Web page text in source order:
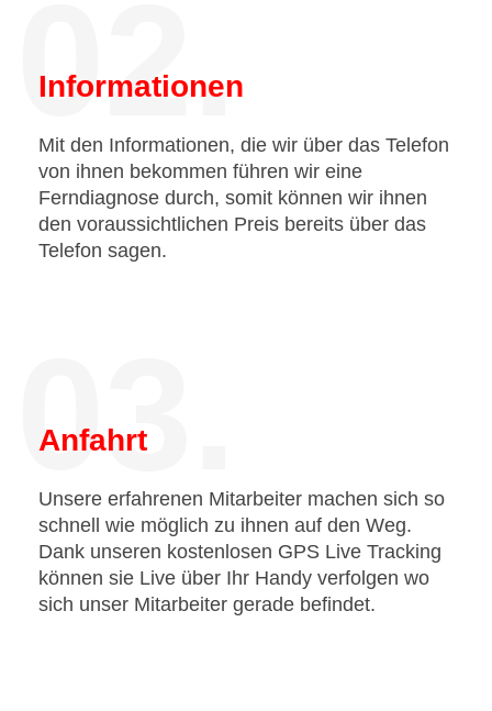
02.
Informationen
Mit den Informationen, die wir über das Telefon
von ihnen bekommen führen wir eine
Ferndiagnose durch, somit können wir ihnen
den voraussichtlichen Preis bereits über das
Telefon sagen.
03.
Anfahrt
Unsere erfahrenen Mitarbeiter machen sich so
schnell wie möglich zu ihnen auf den Weg.
Dank unseren kostenlosen GPS Live Tracking
können sie Live über Ihr Handy verfolgen wo
sich unser Mitarbeiter gerade befindet.